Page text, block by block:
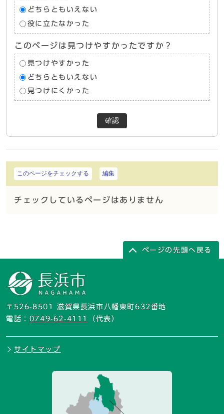
どちらともいえない
役に立たなかった
このページは見つけやすかったですか？
見つけやすかった
どちらともいえない
見つけにくかった
確認
このページをチェックする 編集
チェックしているページはありません
ページの先頭へ戻る
〒526-8501 滋賀県長浜市八幡東町632番地
電話： 0749-62-4111 （代表）
サイトマップ